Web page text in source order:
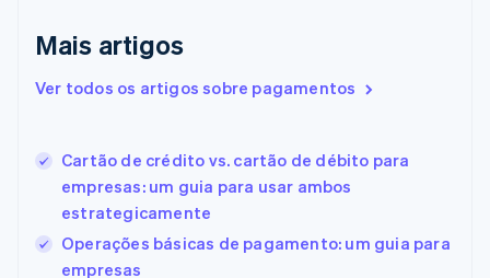
Mais artigos
Ver todos os artigos sobre pagamentos
Cartão de crédito vs. cartão de débito para
empresas: um guia para usar ambos
estrategicamente
Operações básicas de pagamento: um guia para
empresas
Emirados Árabes Unidos
English
Eslováquia
Espanha
EspañolEnglish
Estados Unidos
English Español 简体中文
Estônia